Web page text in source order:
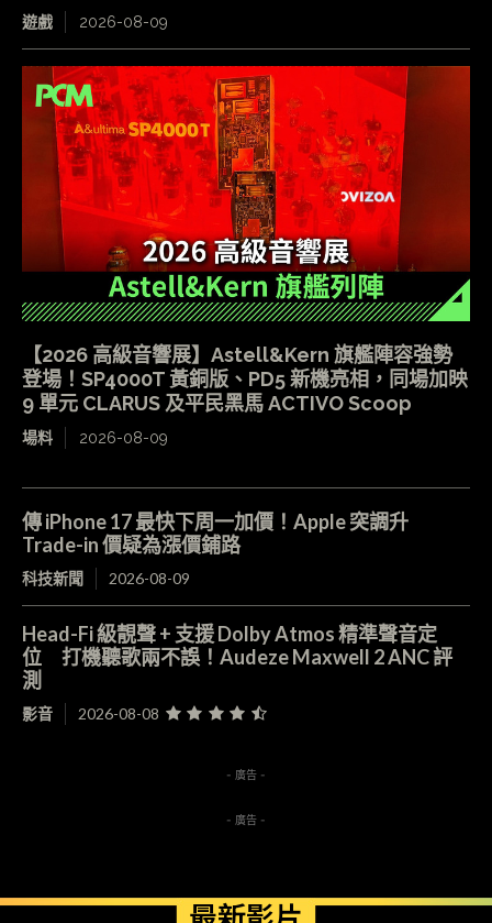
遊戲 2026-08-09
【2026 高級音響展】Astell&Kern 旗艦陣容強勢
登場！SP4000T 黃銅版、PD5 新機亮相，同場加映
9 單元 CLARUS 及平民黑馬 ACTIVO Scoop
場料 2026-08-09
傳 iPhone 17 最快下周一加價！Apple 突調升
Trade-in 價疑為漲價鋪路
科技新聞 2026-08-09
Head-Fi 級靚聲 + 支援 Dolby Atmos 精準聲音定
位 打機聽歌兩不誤！Audeze Maxwell 2 ANC 評
測
影音 2026-08-08
- 廣告 -
- 廣告 -